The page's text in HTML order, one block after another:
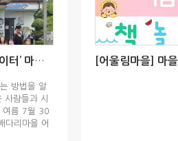
[배다리마을] ‘배다리 놀이터’ 마을선생님과 함께하는 여름방학
방법을 알
사람들과 시
여름 7월 30
다리마을 어